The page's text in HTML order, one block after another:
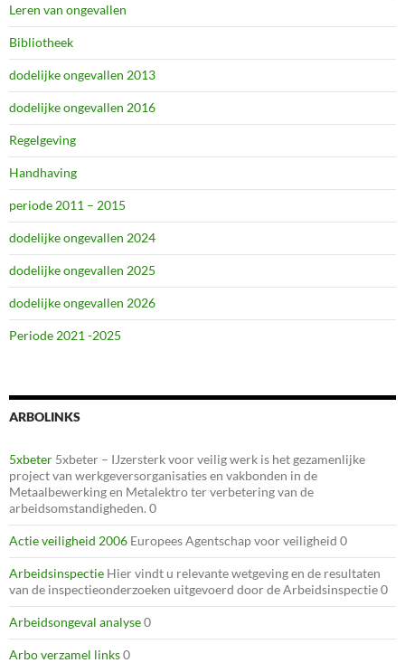
Leren van ongevallen
Bibliotheek
dodelijke ongevallen 2013
dodelijke ongevallen 2016
Regelgeving
Handhaving
periode 2011 – 2015
dodelijke ongevallen 2024
dodelijke ongevallen 2025
dodelijke ongevallen 2026
Periode 2021 -2025
ARBOLINKS
5xbeter 5xbeter – IJzersterk voor veilig werk is het gezamenlijke
project van werkgeversorganisaties en vakbonden in de
Metaalbewerking en Metalektro ter verbetering van de
arbeidsomstandigheden. 0
Actie veiligheid 2006 Europees Agentschap voor veiligheid 0
Arbeidsinspectie Hier vindt u relevante wetgeving en de resultaten
van de inspectieonderzoeken uitgevoerd door de Arbeidsinspectie 0
Arbeidsongeval analyse0
Arbo verzamel links0